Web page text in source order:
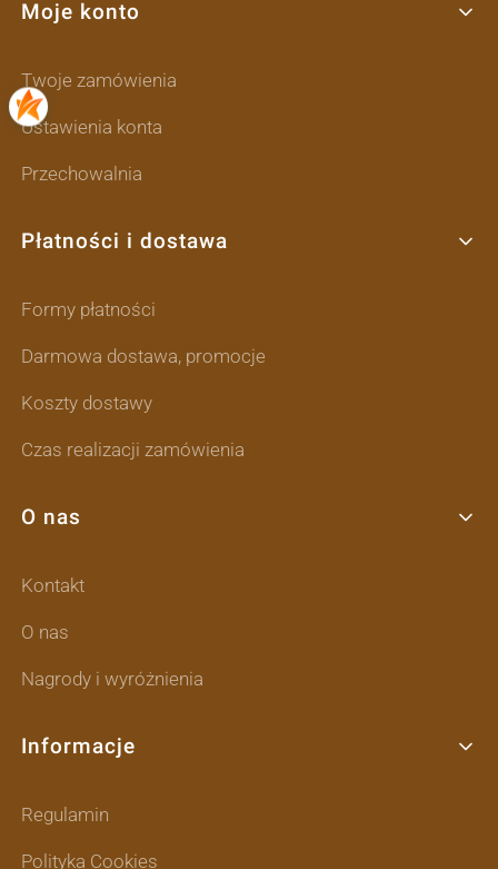
Moje konto
Twoje zamówienia
Ustawienia konta
Przechowalnia
Płatności i dostawa
Formy płatności
Darmowa dostawa, promocje
Koszty dostawy
Czas realizacji zamówienia
O nas
Kontakt
O nas
Nagrody i wyróżnienia
Informacje
Regulamin
Polityka Cookies